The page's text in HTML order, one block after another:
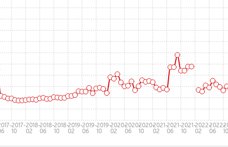
2017-
10
2018-
02
2018-
06
2018-
10
2019-
02
2019-
06
2019-
10
2020-
02
2020-
06
2020-
10
2021-
02
2021-
06
2021-
10
2022-
02
2022-
06
10